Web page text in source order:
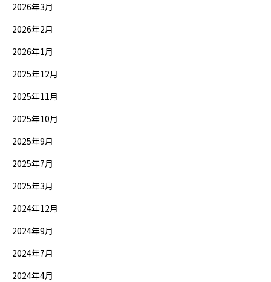
2026年3月
2026年2月
2026年1月
2025年12月
2025年11月
2025年10月
2025年9月
2025年7月
2025年3月
2024年12月
2024年9月
2024年7月
2024年4月